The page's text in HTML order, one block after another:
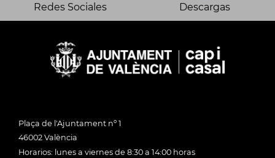
Redes Sociales Descargas
Plaça de l'Ajuntament nº 1
46002 València
Horarios: lunes a viernes de 8:30 a 14:00 horas